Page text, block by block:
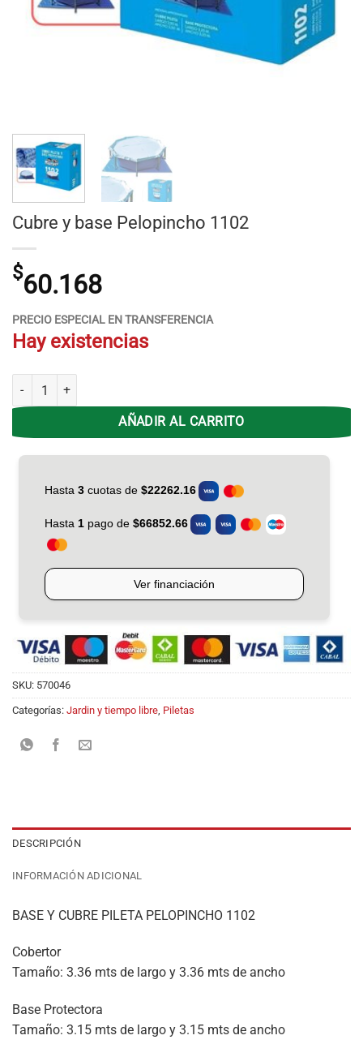
Cubre y base Pelopincho 1102
$60.168
PRECIO ESPECIAL EN TRANSFERENCIA
Hay existencias
Cubre y base Pelopincho 1102 cantidad
AÑADIR AL CARRITO
SKU: 570046
Categorías: Jardin y tiempo libre Piletas
DESCRIPCIÓN
INFORMACIÓN ADICIONAL
BASE Y CUBRE PILETA PELOPINCHO 1102
Cobertor
Tamaño: 3.36 mts de largo y 3.36 mts de ancho
Base Protectora
Tamaño: 3.15 mts de largo y 3.15 mts de ancho